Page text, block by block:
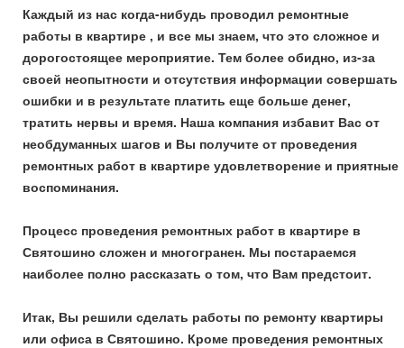
Каждый из нас когда-нибудь проводил ремонтные
работы в квартире , и все мы знаем, что это сложное и
дорогостоящее мероприятие. Тем более обидно, из-за
своей неопытности и отсутствия информации совершать
ошибки и в результате платить еще больше денег,
тратить нервы и время. Наша компания избавит Вас от
необдуманных шагов и Вы получите от проведения
ремонтных работ в квартире удовлетворение и приятные
воспоминания.
Процесс проведения ремонтных работ в квартире в
Святошино сложен и многогранен. Мы постараемся
наиболее полно рассказать о том, что Вам предстоит.
Итак, Вы решили сделать работы по ремонту квартиры
или офиса в Святошино. Кроме проведения ремонтных